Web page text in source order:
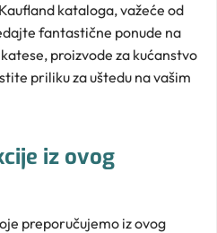
kataloga, važeće od
fantastične ponude na
proizvode za kućanstvo
priliku za uštedu na vašim
iz ovog
preporučujemo iz ovog